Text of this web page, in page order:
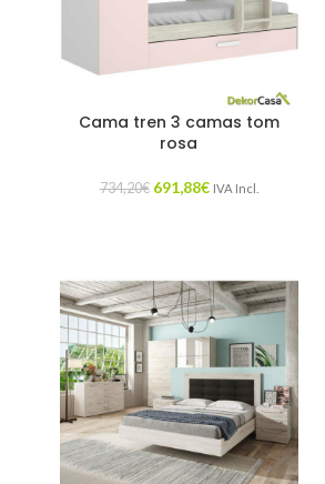
Cama tren 3 camas tom
rosa
734,20€ 691,88€ IVA Incl.